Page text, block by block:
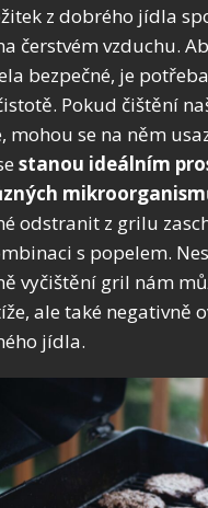
z dobrého jídla
čerstvém vzduchu.
bezpečné, je
Pokud čištění
mohou se na něm
stanou ideálním
odstranit z grilu
s popelem.
vyčištění gril nám
ale také negativně
jídla.